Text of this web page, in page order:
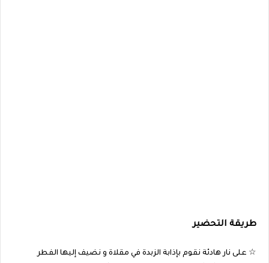
طريقة التحضير
☆ على نار هادئة نقوم بإذابة الزبدة في مقلاة و نضيف إليها الفطر